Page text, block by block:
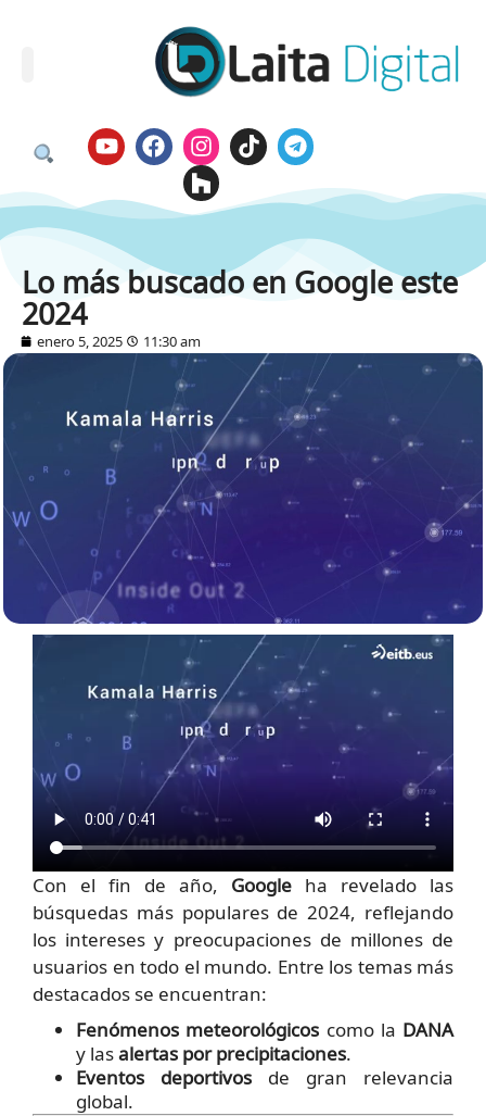
Lo más buscado en Google este
2024
enero 5, 2025 11:30 am
Con el fin de año, Google ha revelado las
búsquedas más populares de 2024, reflejando
los intereses y preocupaciones de millones de
usuarios en todo el mundo. Entre los temas más
destacados se encuentran:
Fenómenos meteorológicos como la DANA
y lasalertas por precipitaciones.
Eventos deportivos de gran relevancia
global.